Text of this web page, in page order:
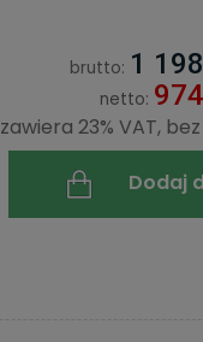
brutto: 1
netto:
zawiera 23% VAT,
Dodaj